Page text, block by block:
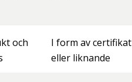
och
I form av certifikat
eller liknande